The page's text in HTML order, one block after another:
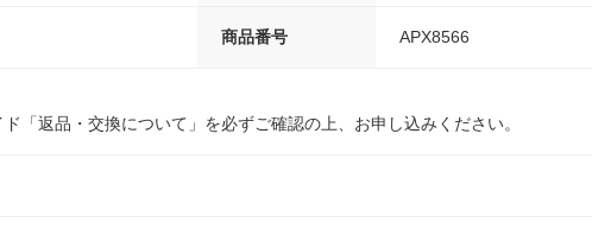
商品番号 APX8566
「返品・交換について」を必ずご確認の上、お申し込みください。